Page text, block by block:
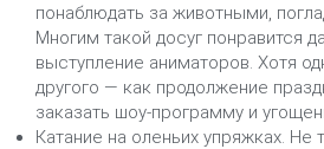
понаблюдать за животными,
Многим такой досуг понравится
выступление аниматоров. Хотя
другого — как продолжение
заказать шоу-программу и
Катание на оленьих упряжках. Не